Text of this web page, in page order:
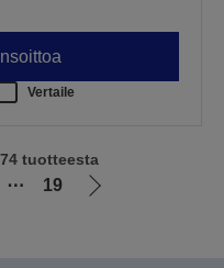
Vertaile
⋯ 19
Siirry
tuotteesta